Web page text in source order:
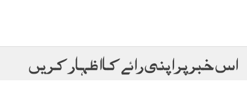
اس خبر پر اپنی رائے کا اظہار کریں